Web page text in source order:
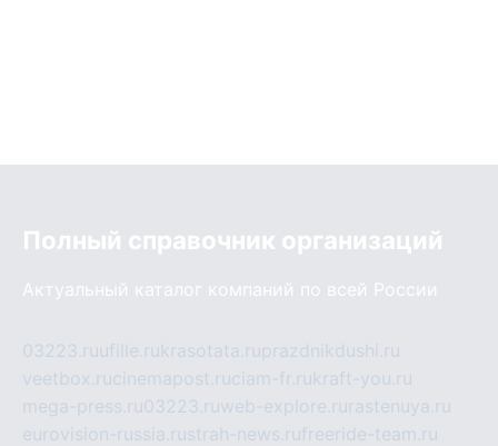
Полный справочник организаций
Актуальный каталог компаний по всей России
03223.ruufille.rukrasotata.ruprazdnikdushi.ru
veetbox.rucinemapost.ruciam-fr.rukraft-you.ru
mega-press.ru03223.ruweb-explore.ru rastenuya.ru
eurovision-russia.rustrah-news.rufreeride-team.ru